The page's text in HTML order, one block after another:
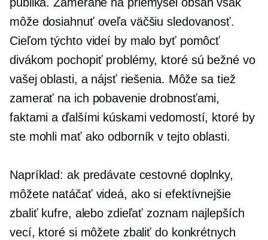
môže dosiahnuť oveľa väčšiu sledovanosť.
Cieľom týchto videí by malo byť pomôcť
divákom pochopiť problémy, ktoré sú bežné vo
vašej oblasti, a nájsť riešenia. Môže sa tiež
zamerať na ich pobavenie drobnosťami,
faktami a ďalšími kúskami vedomostí, ktoré by
ste mohli mať ako odborník v tejto oblasti.
Napríklad: ak predávate cestovné doplnky,
môžete natáčať videá, ako si efektívnejšie
zbaliť kufre, alebo zdieľať zoznam najlepších
vecí, ktoré si môžete zbaliť do konkrétnych